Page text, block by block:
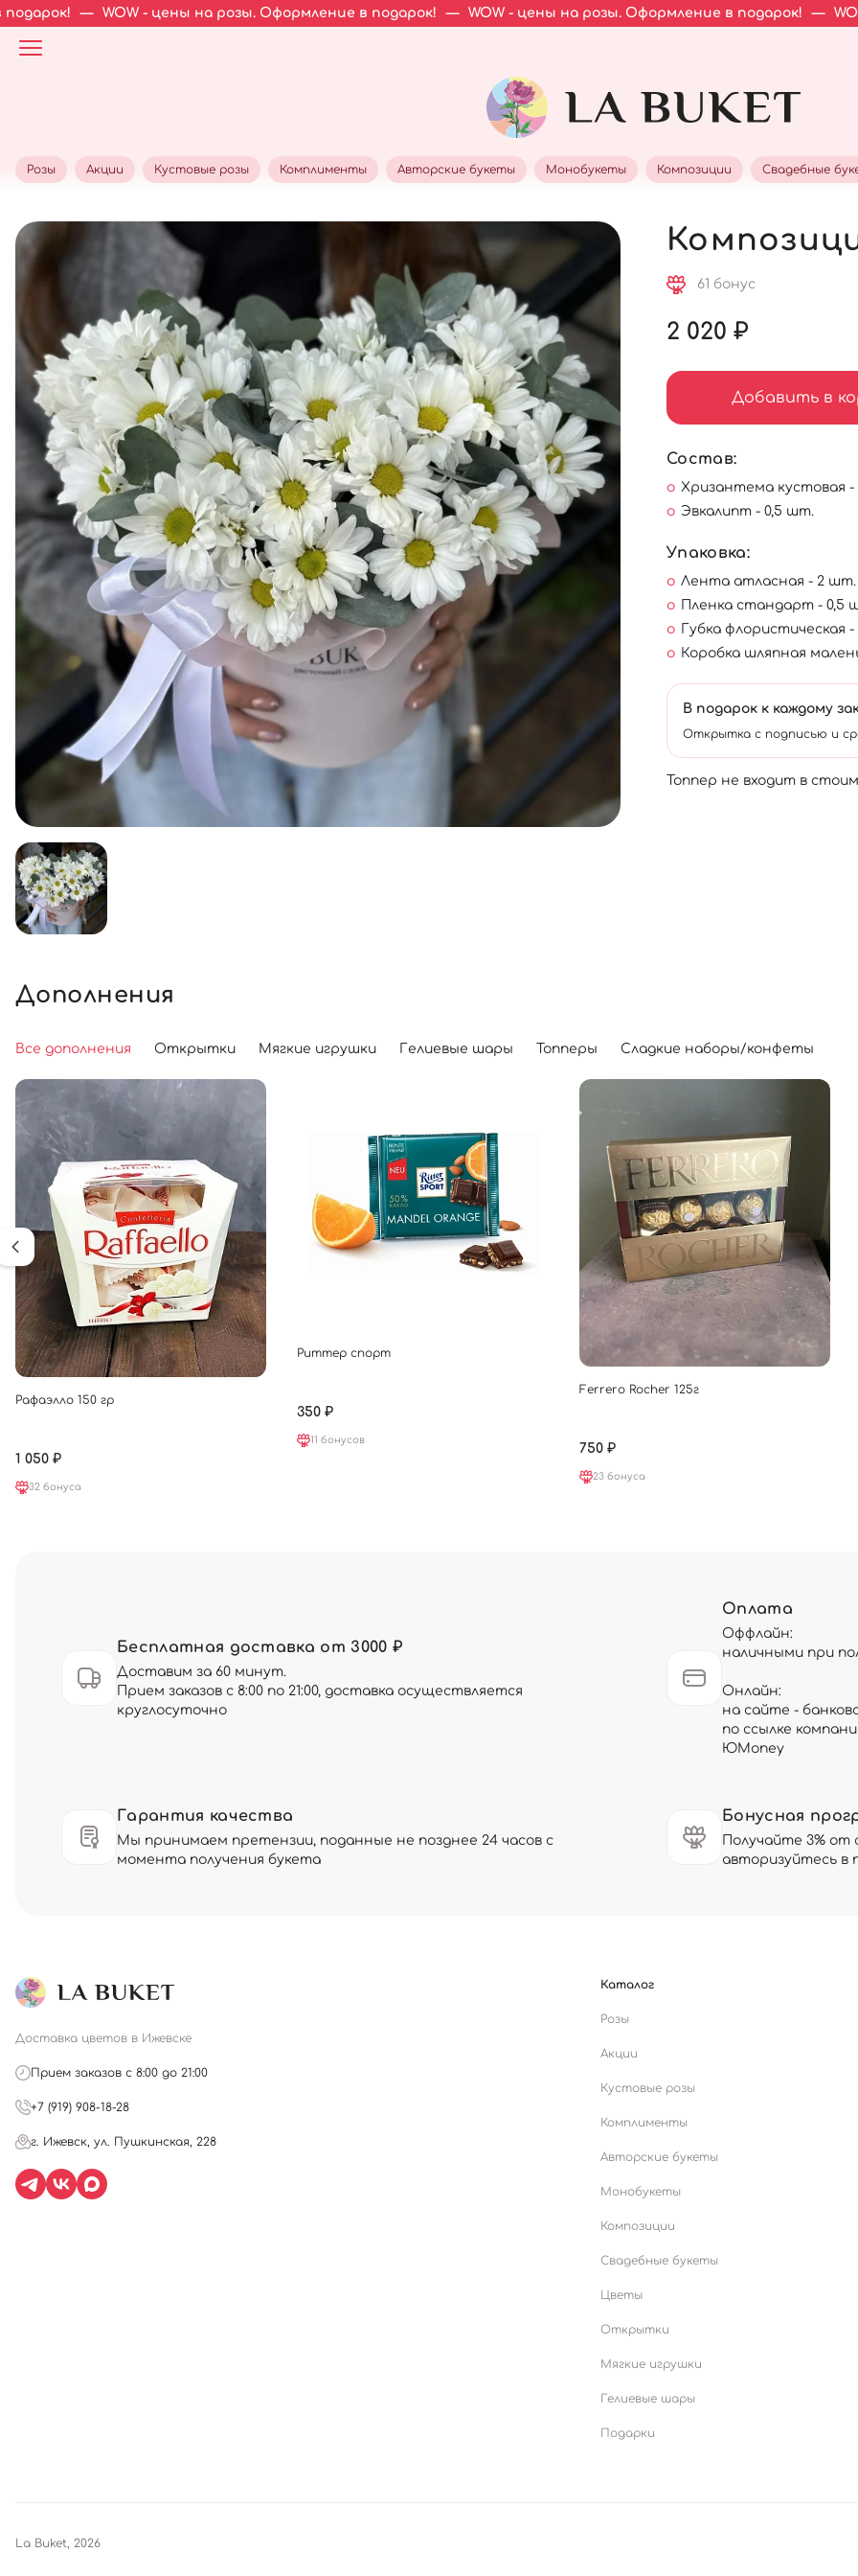
WOW - цены на розы. Оформление в подарок! — WOW - цены на розы. Оформление в подарок! — WOW - цены на
Розы Акции Кустовые розы Комплименты Авторские букеты Монобукеты Композиции Свадебные
61 бонус
2 020 ₽
Добавить в
Состав:
Хризантема кустовая
Эвкалипт - 0,5 шт.
Упаковка:
Лента атласная - 2 шт.
Пленка стандарт - 0,5
Губка флористическая
Коробка шляпная
В подарок к каждому
Открытка с подписью и
Топпер не входит в
Дополнения
Все дополнения Открытки Мягкие игрушки Гелиевые шары Топперы Сладкие наборы/конфеты
Рафаэлло 150 гр
1 050 ₽
32 бонуса
Риттер спорт
350 ₽
11 бонусов
Ferrero Rocher 125г
750 ₽
23 бонуса
Бесплатная доставка от 3000 ₽
Доставим за 60 минут.
Прием заказов с 8:00 по 21:00, доставка осуществляется
круглосуточно
Оплата
Оффлайн:
наличными при
Онлайн:
на сайте -
по ссылке
ЮMoney
Гарантия качества
Мы принимаем претензии, поданные не позднее 24 часов с
момента получения букета
Бонусная
Получайте 3% от
авторизуйтесь в
Доставка цветов в Ижевске
Прием заказов с 8:00 до 21:00
+7 (919) 908-18-28
г. Ижевск, ул. Пушкинская, 228
Каталог
Розы
Акции
Кустовые розы
Комплименты
Авторские букеты
Монобукеты
Композиции
Свадебные букеты
Цветы
Открытки
Мягкие игрушки
Гелиевые шары
Подарки
La Buket, 2026